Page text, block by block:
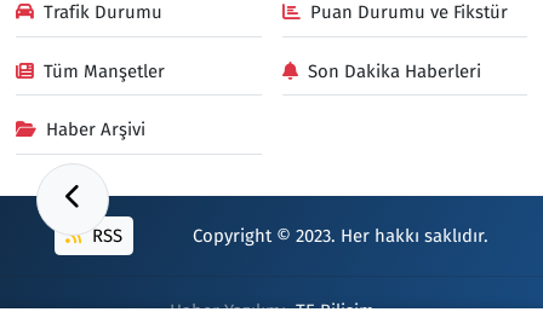
Trafik Durumu Puan Durumu ve Fikstür
Tüm Manşetler Son Dakika Haberleri
Haber Arşivi
RSS Copyright © 2023. Her hakkı saklıdır.